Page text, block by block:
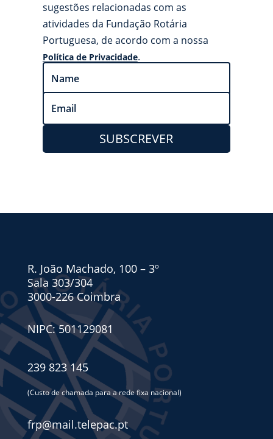
sugestões relacionadas com as
atividades da Fundação Rotária
Portuguesa, de acordo com a nossa
Política de Privacidade.
SUBSCREVER
R. João Machado, 100 – 3º
Sala 303/304
3000-226 Coimbra
NIPC: 501129081
239 823 145
(Custo de chamada para a rede fixa nacional)
frp@mail.telepac.pt